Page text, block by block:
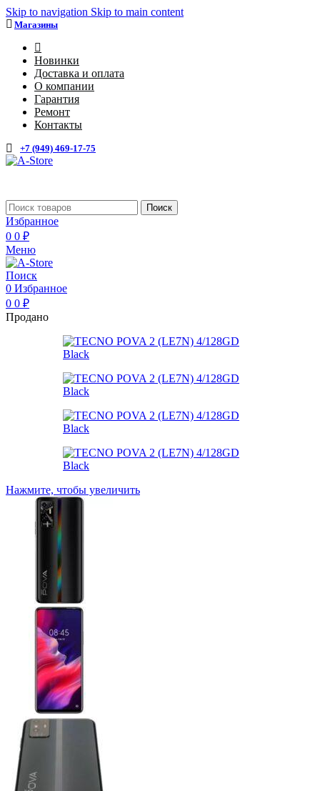
Skip to navigation Skip to main content
Магазины
Новинки
Доставка и оплата
О компании
Гарантия
Ремонт
Контакты
+7 (949) 469-17-75
Поиск
Избранное
0 0 ₽
Меню
Поиск
0 Избранное
0 0 ₽
Продано
Нажмите, чтобы увеличить